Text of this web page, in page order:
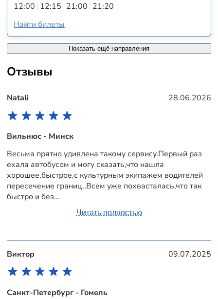
12:00 12:15 21:00 21:20
Найти билеты
Показать ещё направления
Отзывы
Natali 28.06.2026
Вильнюс - Минск
Весьма прятно удивлена такому сервису.Первый раз
ехала автобусом и могу сказать,что нашла
хорошее,быстрое,с культурным экипажем водителей
пересечение границ..Всем уже похвасталась,что так
быстро и без...
Читать полностью
Виктор 09.07.2025
Санкт-Петербург - Гомель